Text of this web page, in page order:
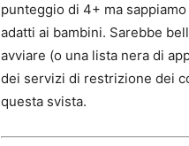
punteggio di 4+ ma
adatti ai bambini. Sarebbe
avviare (o una lista nera di
dei servizi di restrizione dei
questa svista.